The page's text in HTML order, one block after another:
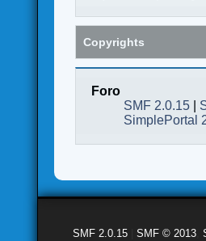
Copyrights
Foro
SMF 2.0.15
SimplePortal
SMF 2.0.15 |SMF © 2013 ,